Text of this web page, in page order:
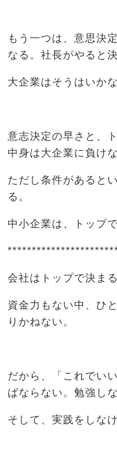
もう一つは、意思決
なる。社長がやると
大企業はそうはいかな
意志決定の早さと、
中身は大企業に負け
ただし条件があると
る。
中小企業は、トップ
会社はトップで決ま
資金力もない中、ひ
りかねない。
だから、「これでい
ばならない。勉強し
そして、実践をしな